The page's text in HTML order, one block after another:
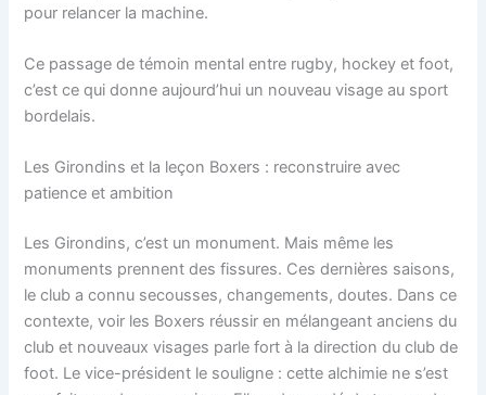
pour relancer la machine.
Ce passage de témoin mental entre rugby, hockey et foot,
c’est ce qui donne aujourd’hui un nouveau visage au sport
bordelais.
Les Girondins et la leçon Boxers : reconstruire avec
patience et ambition
Les Girondins, c’est un monument. Mais même les
monuments prennent des fissures. Ces dernières saisons,
le club a connu secousses, changements, doutes. Dans ce
contexte, voir les Boxers réussir en mélangeant anciens du
club et nouveaux visages parle fort à la direction du club de
foot. Le vice-président le souligne : cette alchimie ne s’est